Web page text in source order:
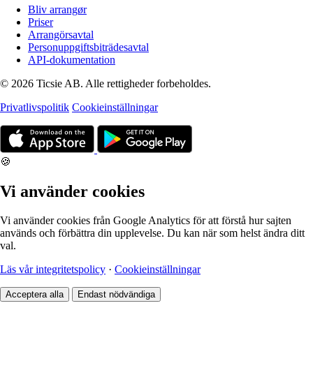
Bliv arrangør
Priser
Arrangörsavtal
Personuppgiftsbiträdesavtal
API-dokumentation
© 2026 Ticsie AB. Alle rettigheder forbeholdes.
Privatlivspolitik Cookieinställningar
🍪
Vi använder cookies
Vi använder cookies från Google Analytics för att förstå hur sajten
används och förbättra din upplevelse. Du kan när som helst ändra ditt
val.
Läs vår integritetspolicy · Cookieinställningar
Acceptera alla Endast nödvändiga